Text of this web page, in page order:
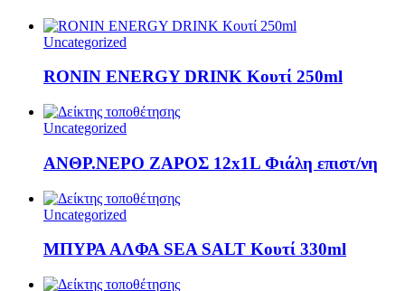
Uncategorized
RONIN ENERGY DRINK Κουτί 250ml
Uncategorized
ΑΝΘΡ.ΝΕΡΟ ΖΑΡΟΣ 12x1L Φιάλη επιστ/νη
Uncategorized
ΜΠΥΡΑ ΑΛΦΑ SEA SALT Κουτί 330ml